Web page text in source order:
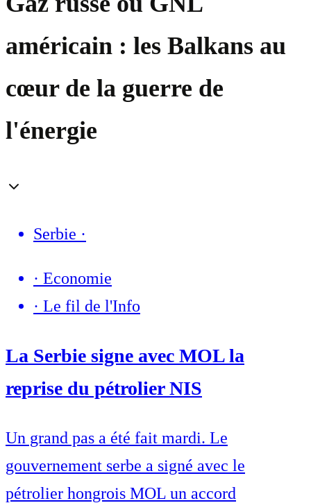
américain : les Balkans au
cœur de la guerre de
l'énergie
Serbie ·
· Economie
· Le fil de l'Info
La Serbie signe avec MOL la
reprise du pétrolier NIS
Un grand pas a été fait mardi. Le
gouvernement serbe a signé avec le
pétrolier hongrois MOL un accord